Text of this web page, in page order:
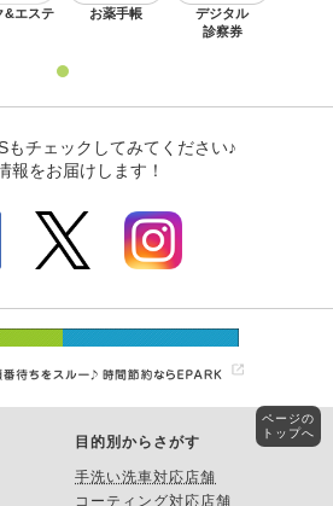
目的別からさがす
手洗い洗車対応店舗
コーティング対応店舗
ページの
トップへ